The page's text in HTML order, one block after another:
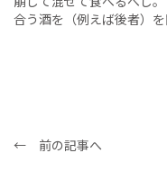
合う酒を（例えば後者）
← 前の記事へ